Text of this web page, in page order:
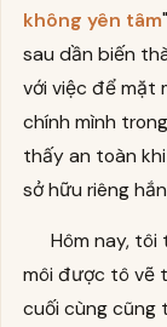
không yên tâm
sau dần biến
với việc để mặt
chính mình
thấy an toàn
sở hữu riêng
Hôm nay, tôi
môi được tô vẽ
cuối cùng cũng